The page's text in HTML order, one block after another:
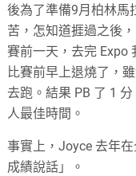
後為了準備9月柏林馬
苦，怎知道捱過之後
賽前一天，去完 Expo
比賽前早上退燒了，
去跑。結果 PB 了 1
人最佳時間。
事實上，Joyce 去年
成績說話」。